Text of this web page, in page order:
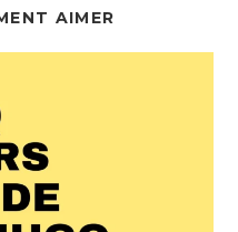
AIMER